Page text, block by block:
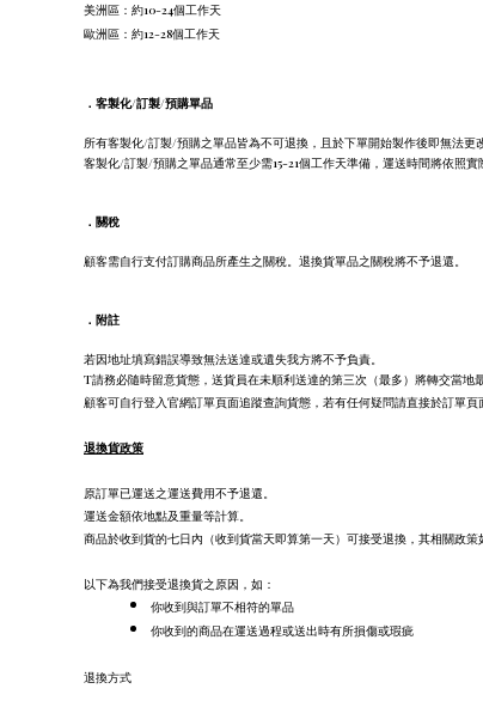
美洲區：約10-24個工作天
歐洲區：約12-28個工作天
． 客製化/訂製/預購單品
所有客製化/訂製/預購之單品皆為不可退換，且於下單開始製作後即無法更改
客製化/訂製/預購之單品通常至少需15-21個工作天準備，運送時間將依照實
． 關稅
顧客需自行支付訂購商品所產生之關稅。退換貨單品之關稅將不予退還。
． 附註
若因地址填寫錯誤導致無法送達或遺失我方將不予負責。
T請務必隨時留意貨態，送貨員在未順利送達的第三次（最多）將轉交當
顧客可自行登入官網訂單頁面追蹤查詢貨態，若有任何疑問請直接於訂單
退換貨政策
原訂單已運送之運送費用不予退還。
運送金額依地點及重量等計算。
商品於收到貨的七日內（收到貨當天即算第一天）可接受退換，其相關政策
以下為我們接受退換貨之原因，如：
你收到與訂單不相符的單品
你收到的商品在運送過程或送出時有所損傷或瑕疵
退換方式